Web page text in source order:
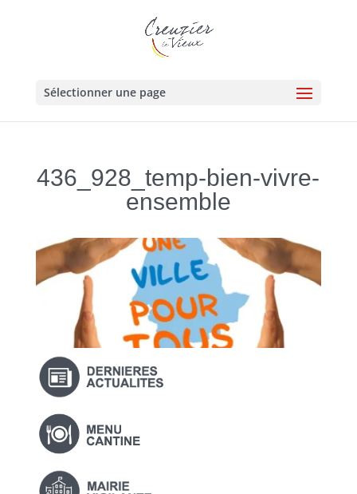
Sélectionner une page
436_928_temp-bien-vivre-
ensemble